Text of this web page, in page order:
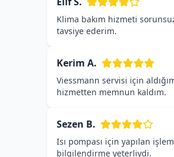
Klima bakım hizmeti
tavsiye ederim.
Kerim A.
Viessmann servisi için
hizmetten memnun kaldım.
Sezen B.
Isı pompası için yapılan işlem
bilgilendirme yeterliydi.